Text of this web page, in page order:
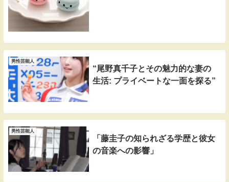
男性芸能人
“尾野真千子とその魅力的な妻の
生活: プライベートな一面を探る”
男性芸能人
「藤圭子の知られざる学歴と彼女
の音楽への影響」